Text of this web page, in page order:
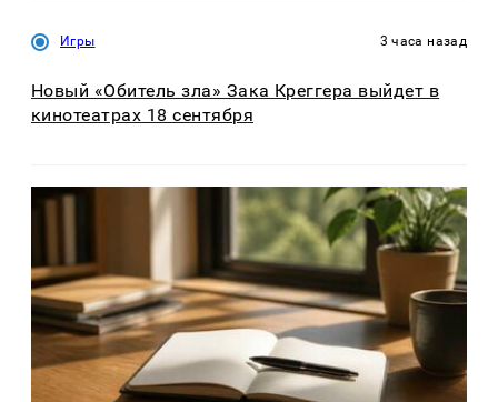
Игры 3 часа назад
Новый «Обитель зла» Зака Креггера выйдет в
кинотеатрах 18 сентября